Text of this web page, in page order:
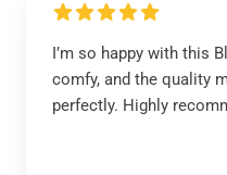
I’m so happy with this
comfy, and the quality
perfectly. Highly